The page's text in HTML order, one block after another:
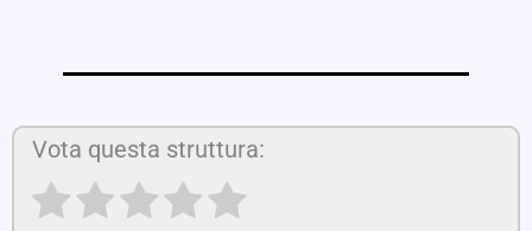
Vota questa struttura: